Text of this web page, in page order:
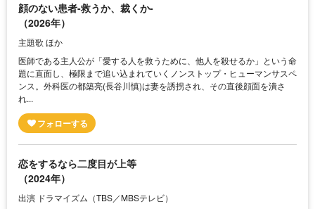
顔のない患者-救うか、裁くか-
（2026年）
主題歌 ほか
医師である主人公が「愛する人を救うために、他人を殺せるか」という命
題に直面し、極限まで追い込まれていくノンストップ・ヒューマンサスペ
ンス。外科医の都築亮(長谷川慎)は妻を誘拐され、その直後顔面を潰さ
れ...
恋をするなら二度目が上等
（2024年）
出演 ドラマイズム（TBS／MBSテレビ）